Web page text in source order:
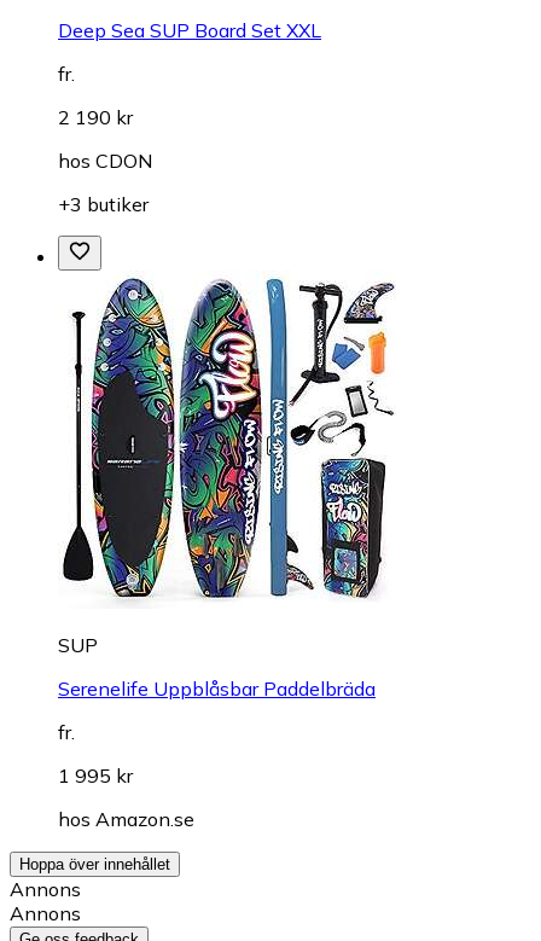
Deep Sea SUP Board Set XXL
fr.
2 190 kr
hos CDON
+3 butiker
SUP
Serenelife Uppblåsbar Paddelbräda
fr.
1 995 kr
hos Amazon.se
Hoppa över innehållet
Annons
Annons